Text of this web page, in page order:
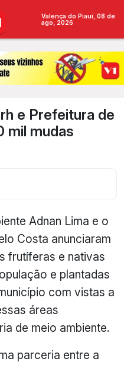
Valença do Piauí, 08 de
ago, 2026
e Prefeitura de
mil mudas
Adnan Lima e o
Costa anunciaram
frutíferas e nativas
e plantadas
com vistas a
áreas
de meio ambiente.
parceria entre a